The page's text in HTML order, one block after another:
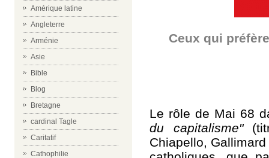
Amérique latine
Angleterre
Arménie
Asie
Bible
Blog
Bretagne
cardinal Tagle
Caritatif
Cathophilie
Ceux qui
Le rôle de Mai 68
du capitalisme"
Chiapello,